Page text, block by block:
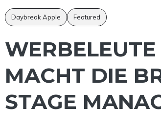
Daybreak Apple Featured
MACHT DIE
STAGE